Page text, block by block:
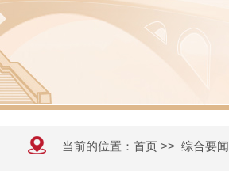
当前的位置： 首页 >> 综合要闻